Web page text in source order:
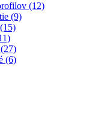
(12)
(9)
(15)
(27)
(6)